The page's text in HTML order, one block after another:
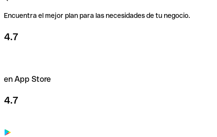
Encuentra el mejor plan para las necesidades de tu negocio.
4.7
en App Store
4.7